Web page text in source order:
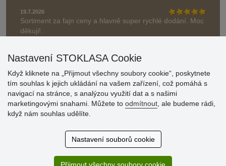
19.7.2026
Sortiment za fajn ceny a hlavně super rychlé dodání. Moc
děkuji!.
» Aktuálně 19084 recenzí
* Recenze neověřujeme
Nastavení STOKLASA Cookie
Když kliknete na „Přijmout všechny soubory cookie“, poskytnete
tím souhlas k jejich ukládání na vašem zařízení, což pomáhá s
navigací na stránce, s analýzou využití dat a s našimi
marketingovými snahami. Můžete to odmítnout , ale budeme rádi,
když nám souhlas udělíte.
Nastavení souborů cookie